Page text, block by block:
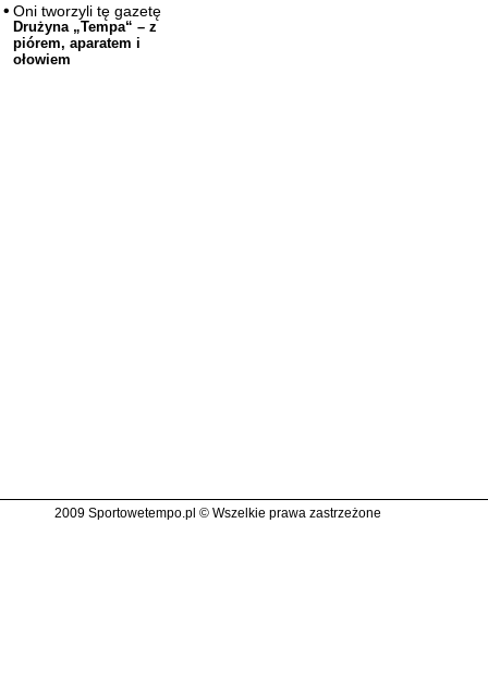
Oni tworzyli tę gazetę
Drużyna „Tempa“ – z
piórem, aparatem i
ołowiem
2009 Sportowetempo.pl © Wszelkie prawa zastrzeżone